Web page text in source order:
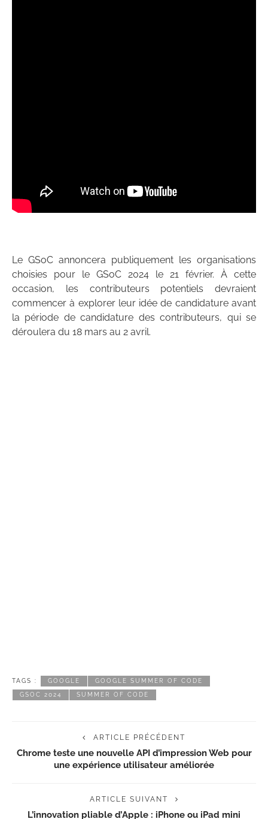
Le GSoC annoncera publiquement les organisations
choisies pour le GSoC 2024 le 21 février. À cette
occasion, les contributeurs potentiels devraient
commencer à explorer leur idée de candidature avant
la période de candidature des contributeurs, qui se
déroulera du 18 mars au 2 avril.
TAGS : GOOGLE GOOGLE SUMMER OF CODE
GSOC 2024 SUMMER OF CODE
ARTICLE PRÉCÉDENT
Chrome teste une nouvelle API d’impression Web pour
une expérience utilisateur améliorée
ARTICLE SUIVANT
L’innovation pliable d’Apple : iPhone ou iPad mini